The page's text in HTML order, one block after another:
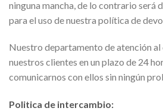
ninguna mancha, de lo contrario será
para el uso de nuestra política de
Nuestro departamento de atención al
nuestros clientes en un plazo de 24
comunicarnos con ellos sin ningún
Politica de intercambio: